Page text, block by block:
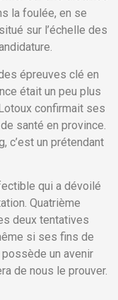
la foulée, en se
sur l’échelle des
épreuves clé en
était un peu plus
confirmait ses
santé en province.
c’est un prétendant
qui a dévoilé
Quatrième
deux tentatives
si ses fins de
un avenir
de nous le prouver.